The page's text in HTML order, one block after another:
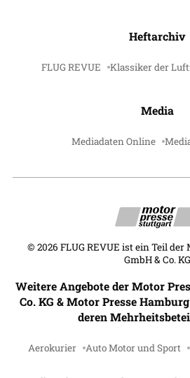
Heftarchiv
FLUG REVUE Klassiker der
Media
Mediadaten Online
© 2026 FLUG REVUE ist ein Teil
GmbH & Co. KG
Weitere Angebote der Motor
Co. KG & Motor Presse
deren
Aerokurier Auto Motor und Sport